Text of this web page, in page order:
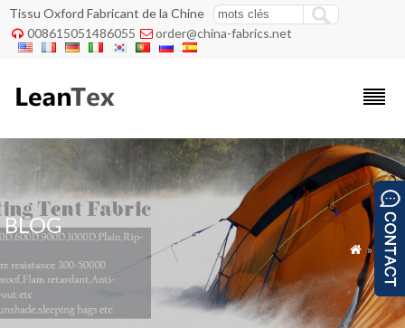
Tissu Oxford Fabricant de la Chine
 008615051486055  order@china-fabrics.net
BLOG
 » Blog